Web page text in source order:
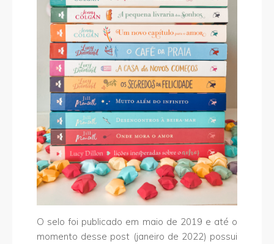
O selo foi publicado em maio de 2019 e até o
momento desse post (janeiro de 2022) possui